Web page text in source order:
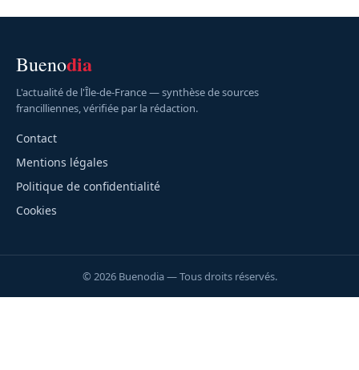
Buenodia
L'actualité de l'Île-de-France — synthèse de sources
francilliennes, vérifiée par la rédaction.
Contact
Mentions légales
Politique de confidentialité
Cookies
© 2026 Buenodia — Tous droits réservés.